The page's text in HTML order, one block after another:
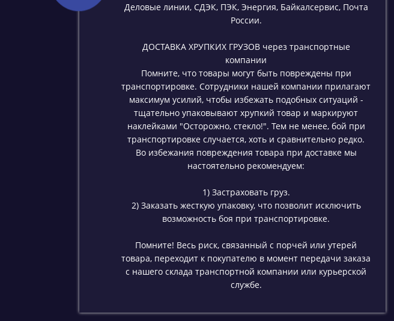
Деловые линии, СДЭК, ПЭК, Энергия, Байкалсервис, Почта
России.
ДОСТАВКА ХРУПКИХ ГРУЗОВ через транспортные
компании
Помните, что товары могут быть повреждены при
транспортировке. Сотрудники нашей компании прилагают
максимум усилий, чтобы избежать подобных ситуаций -
тщательно упаковывают хрупкий товар и маркируют
наклейками "Осторожно, стекло!". Тем не менее, бой при
транспортировке случается, хоть и сравнительно редко.
Во избежания повреждения товара при доставке мы
настоятельно рекомендуем:
1) Застраховать груз.
2) Заказать жесткую упаковку, что позволит исключить
возможность боя при транспортировке.
Помните! Весь риск, связанный с порчей или утерей
товара, переходит к покупателю в момент передачи заказа
с нашего склада транспортной компании или курьерской
службе.